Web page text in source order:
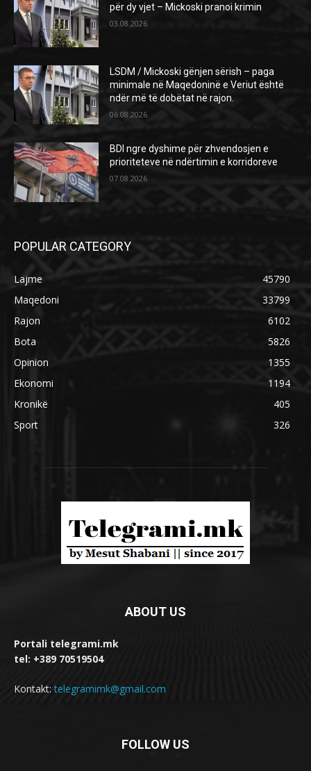
për dy vjet – Mickoski pranoi krimin
03.08.2026
LSDM / Mickoski gënjen sërish – paga
minimale në Maqedoninë e Veriut është
ndër më të dobëtat në rajon.
06.08.2026
BDI ngre dyshime për zhvendosjen e
prioriteteve në ndërtimin e korridoreve
07.08.2026
POPULAR CATEGORY
Lajme
45790
Maqedoni
33799
Rajon
6102
Bota
5826
Opinion
1355
Ekonomi
1194
Kronikë
405
Sport
326
ABOUT US
Portali telegrami.mk
tel: +389 70519504
Kontakt:telegramimk@gmail.com
FOLLOW US